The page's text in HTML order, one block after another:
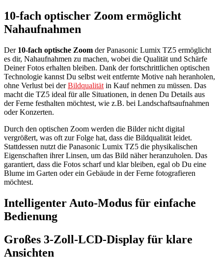
10-fach optischer Zoom ermöglicht
Nahaufnahmen
Der 10-fach optische Zoom der Panasonic Lumix TZ5 ermöglicht
es dir, Nahaufnahmen zu machen, wobei die Qualität und Schärfe
Deiner Fotos erhalten bleiben. Dank der fortschrittlichen optischen
Technologie kannst Du selbst weit entfernte Motive nah heranholen,
ohne Verlust bei derBildqualität in Kauf nehmen zu müssen. Das
macht die TZ5 ideal für alle Situationen, in denen Du Details aus
der Ferne festhalten möchtest, wie z.B. bei Landschaftsaufnahmen
oder Konzerten.
Durch den optischen Zoom werden die Bilder nicht digital
vergrößert, was oft zur Folge hat, dass die Bildqualität leidet.
Stattdessen nutzt die Panasonic Lumix TZ5 die physikalischen
Eigenschaften ihrer Linsen, um das Bild näher heranzuholen. Das
garantiert, dass die Fotos scharf und klar bleiben, egal ob Du eine
Blume im Garten oder ein Gebäude in der Ferne fotografieren
möchtest.
Intelligenter Auto-Modus für einfache
Bedienung
Großes 3-Zoll-LCD-Display für klare
Ansichten